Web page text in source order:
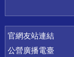
官網友站連結
公營廣播電臺